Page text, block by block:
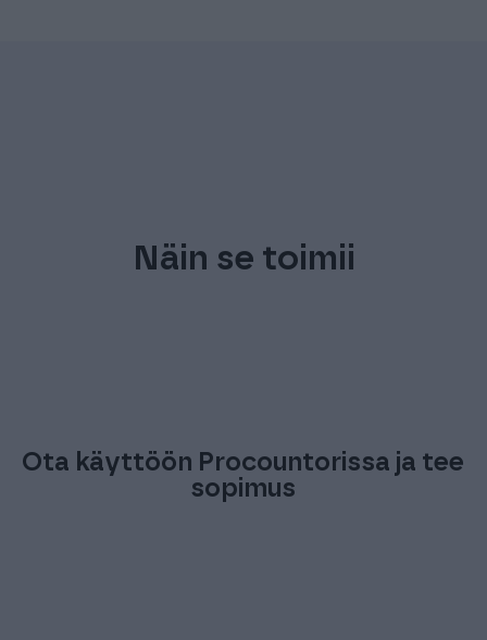
Näin se toimii
Ota käyttöön Procountorissa ja tee
sopimus